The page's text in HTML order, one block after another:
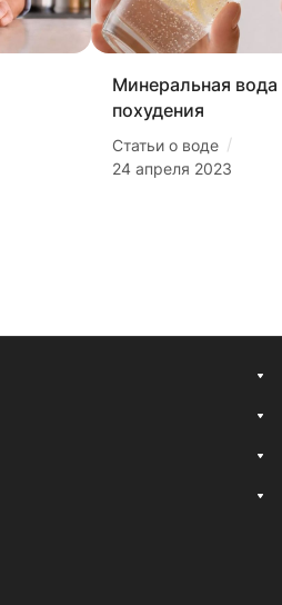
Минеральная вода
похудения
Статьи о воде /
24 апреля 2023